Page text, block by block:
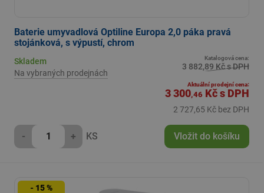
Baterie umyvadlová Optiline Europa 2,0 páka pravá
stojánková, s výpustí, chrom
Skladem
Na vybraných prodejnách
Katalogová cena:
3 882,89 Kč s DPH
Aktuální prodejní cena:
3 300,46 Kčs DPH
2 727,65 Kč bez DPH
- + KS Vložit do košíku
- 15 %